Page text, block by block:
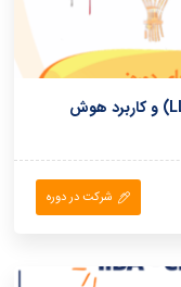
جامع ترین دوره مدل های زبانی بزرگ (LLM) و کاربرد هوش
شرکت در دوره